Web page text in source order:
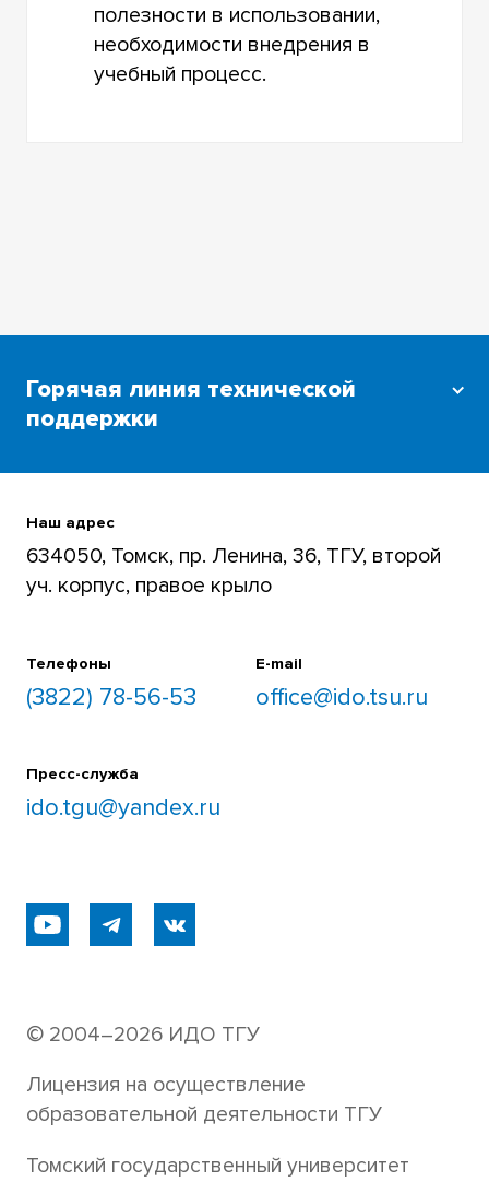
полезности в использовании,
необходимости внедрения в
учебный процесс.
Горячая линия технической
поддержки
+7 (3822) 785-654
Наш адрес
634050, Томск, пр. Ленина, 36, ТГУ, второй
уч. корпус, правое крыло
Телефоны
(3822) 78-56-53
E-mail
office@ido.tsu.ru
Пресс-служба
ido.tgu@yandex.ru
© 2004–2026 ИДО ТГУ
Лицензия на осуществление
образовательной деятельности ТГУ
Томский государственный университет